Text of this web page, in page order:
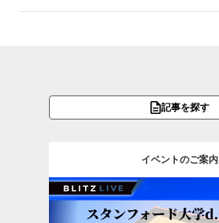
記事を探す
イベントのご案内